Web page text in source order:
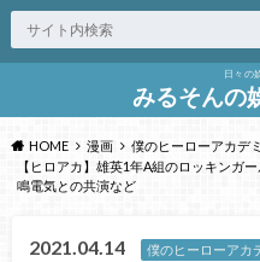
日々の
みるそんの
HOME 漫画
僕のヒーローアカデ
【ヒロアカ】雄英1年A組のロッキンガ
鳴電気との共演など
2021.04.14 僕のヒーローアカ